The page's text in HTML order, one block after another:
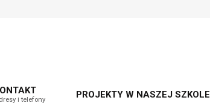
i telefony PROJEKTY W NASZEJ SZKOLE